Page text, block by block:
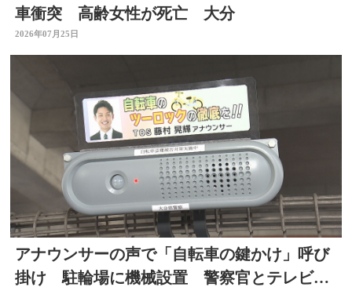
車衝突 高齢女性が死亡 大分
2026年07月25日
アナウンサーの声で「自転車の鍵かけ」呼び
掛け 駐輪場に機械設置 警察官とテレビ局